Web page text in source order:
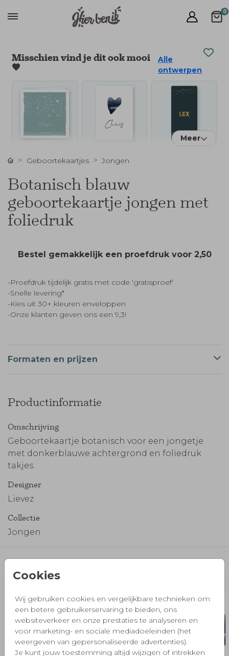
0
Cookies
Wij gebruiken cookies en vergelijkbare technieken om
een betere gebruikerservaring te bieden, ons
websiteverkeer en onze prestaties te analyseren en
voor marketing- en sociale mediadoeleinden (het
weergeven van gepersonaliseerde advertenties).
Je kunt jouw toestemming altijd wijzigen of intrekken
Misschien vind je dit ook mooi
🧡
Alle
ontwerpen
Meer
Geboortekaartjes Jongen
Botanisch blauw
geboortekaartje jongen met
foliedruk
Bestel gemakkelijk een proefdruk voor 2,50
-Proefdruk tijdelijk gratis met code 'gratisproef'
-Snelle levering*
-Kies uit 30+ kleuren enveloppen
-Onze klanten geven ons een 9,3!
Formaten en prijzen
Productinformatie
Omschrijving
Geboortekaartje botanisch voor een jongetje
met donkerblauwe achtergrond en foliedruk
takjes.
Designer
Lievez
Collectie
Jongen